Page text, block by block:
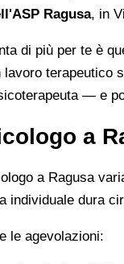
Ragusa, in
di più per te è
— e
a
a Ragusa
individuale dura
le agevolazioni: